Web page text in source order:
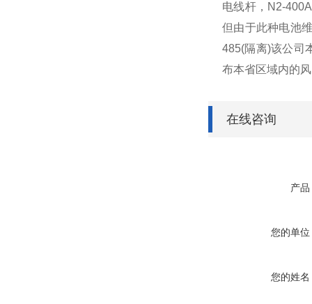
电线杆， N2-
但由于此种电池
485(隔离)该公司
布本省区域内的
在线咨询
产品
您的单位
您的姓名